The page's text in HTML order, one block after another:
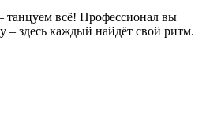
танцуем всё! Профессионал вы
– здесь каждый найдёт свой ритм.